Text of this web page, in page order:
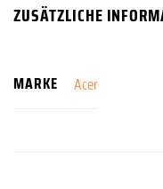
ZUSÄTZLICHE
MARKE Acer